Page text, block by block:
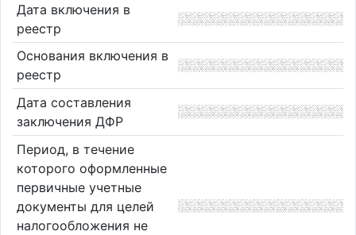
Дата включения в
реестр
Основания включения в
реестр
Дата составления
заключения ДФР
Период, в течение
которого оформленные
первичные учетные
документы для целей
налогообложения не